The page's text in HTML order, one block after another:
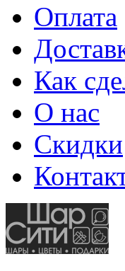
Оплата
Как
О нас
Скидки